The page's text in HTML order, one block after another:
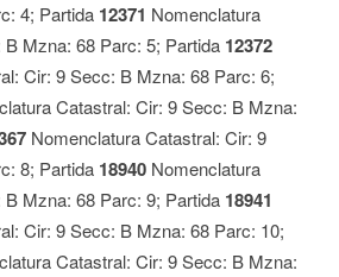
4; Partida 12371 Nomenclatura
Mzna: 68 Parc: 5; Partida 12372
Cir: 9 Secc: B Mzna: 68 Parc: 6;
Catastral: Cir: 9 Secc: B Mzna:
Nomenclatura Catastral: Cir: 9
8; Partida 18940 Nomenclatura
Mzna: 68 Parc: 9; Partida 18941
Cir: 9 Secc: B Mzna: 68 Parc: 10;
Catastral: Cir: 9 Secc: B Mzna: